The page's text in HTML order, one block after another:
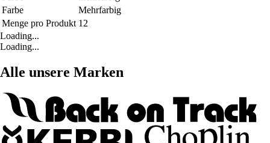
Farbe
Mehrfarbig
Menge pro Produkt 12
Loading...
Loading...
Alle unsere Marken